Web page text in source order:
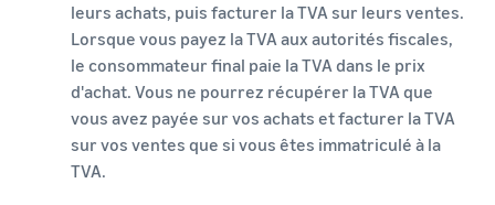
leurs achats, puis facturer la TVA sur leurs ventes.
Lorsque vous payez la TVA aux autorités fiscales,
le consommateur final paie la TVA dans le prix
d'achat. Vous ne pourrez récupérer la TVA que
vous avez payée sur vos achats et facturer la TVA
sur vos ventes que si vous êtes immatriculé à la
TVA.